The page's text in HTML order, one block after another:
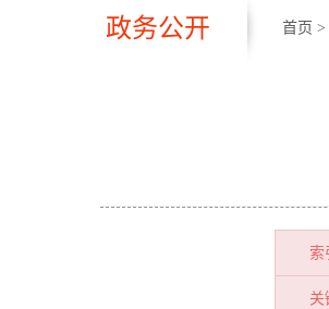
政务公开 首页 >
索
关